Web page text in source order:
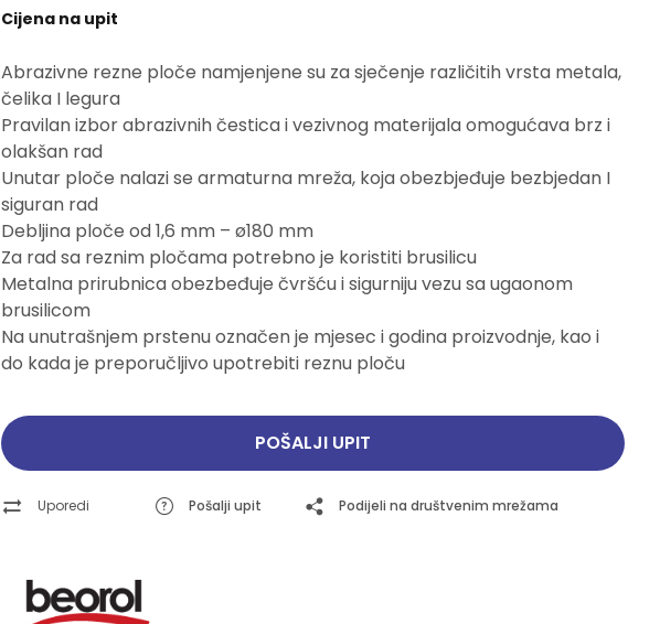
Pogledajte ponudu
Brusne trake i ploče
Pogledajte ponudu
Pogledajte ponudu
Brusne trake i ploče
Pogledajte ponudu
Cijena na upit
Abrazivne rezne ploče namjenjene su za sječenje različitih vrsta metala,
čelika I legura
Pravilan izbor abrazivnih čestica i vezivnog materijala omogućava brz i
olakšan rad
Unutar ploče nalazi se armaturna mreža, koja obezbjeđuje bezbjedan I
siguran rad
Debljina ploče od 1,6 mm – ø180 mm
Za rad sa reznim pločama potrebno je koristiti brusilicu
Metalna prirubnica obezbeđuje čvršću i sigurniju vezu sa ugaonom
brusilicom
Na unutrašnjem prstenu označen je mjesec i godina proizvodnje, kao i
do kada je preporučljivo upotrebiti reznu ploču
POŠALJI UPIT
Uporedi Pošalji upit Podijeli na društvenim mrežama